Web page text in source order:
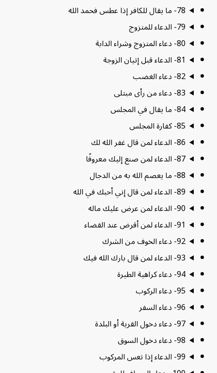
78- ما يقال للكافر إذا عطس فحمد الله
79- الدعاء للمتزوج
80- دعاء المتزوج وشراء الدابة
81- الدعاء قبل إتيان الزوجة
82- دعاء الغضب
83- دعاء من رأى مبتلى
84- ما يقال في المجلس
85- كفارة المجلس
86- الدعاء لمن قال غفر الله لك
87- الدعاء لمن صنع إليك معروفًا
88- ما يعصم الله به من الدجال
89- الدعاء لمن قال إني أحبك في الله
90- الدعاء لمن عرض عليك ماله
91- الدعاء لمن أقرض عند القضاء
92- دعاء الخوف من الشرك
93- الدعاء لمن قال بارك الله فيك
94- دعاء كراهية الطيرة
95- دعاء الركوب
96- دعاء السفر
97- دعاء دخول القرية أو البلدة
98- دعاء دخول السوق
99- الدعاء إذا تعس المركوب